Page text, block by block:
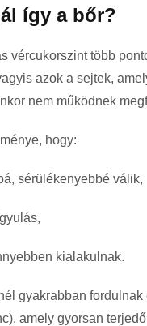
így a bőr?
vércukorszint több
azok a sejtek,
nem működnek
hogy:
sérülékenyebbé válik,
kialakulnak.
gyakrabban fordulnak
amely gyorsan